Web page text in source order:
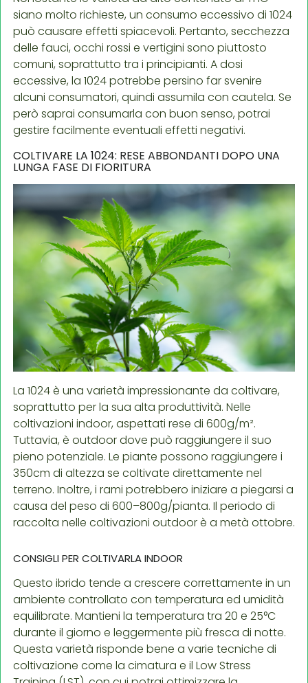
siano molto richieste, un consumo eccessivo di 1024
può causare effetti spiacevoli. Pertanto, secchezza
delle fauci, occhi rossi e vertigini sono piuttosto
comuni, soprattutto tra i principianti. A dosi
eccessive, la 1024 potrebbe persino far svenire
alcuni consumatori, quindi assumila con cautela. Se
però saprai consumarla con buon senso, potrai
gestire facilmente eventuali effetti negativi.
COLTIVARE LA 1024: RESE ABBONDANTI DOPO UNA
LUNGA FASE DI FIORITURA
La 1024 è una varietà impressionante da coltivare,
soprattutto per la sua alta produttività. Nelle
coltivazioni indoor, aspettati rese di 600g/m².
Tuttavia, è outdoor dove può raggiungere il suo
pieno potenziale. Le piante possono raggiungere i
350cm di altezza se coltivate direttamente nel
terreno. Inoltre, i rami potrebbero iniziare a piegarsi a
causa del peso di 600–800g/pianta. Il periodo di
raccolta nelle coltivazioni outdoor è a metà ottobre.
CONSIGLI PER COLTIVARLA INDOOR
Questo ibrido tende a crescere correttamente in un
ambiente controllato con temperatura ed umidità
equilibrate. Mantieni la temperatura tra 20 e 25°C
durante il giorno e leggermente più fresca di notte.
Questa varietà risponde bene a varie tecniche di
coltivazione come la cimatura e il Low Stress